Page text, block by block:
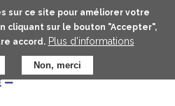
sur ce site pour améliorer votre
cliquant sur le bouton "Accepter",
accord. Plus d'informations
Non, merci
Aller
au
contenu
principal